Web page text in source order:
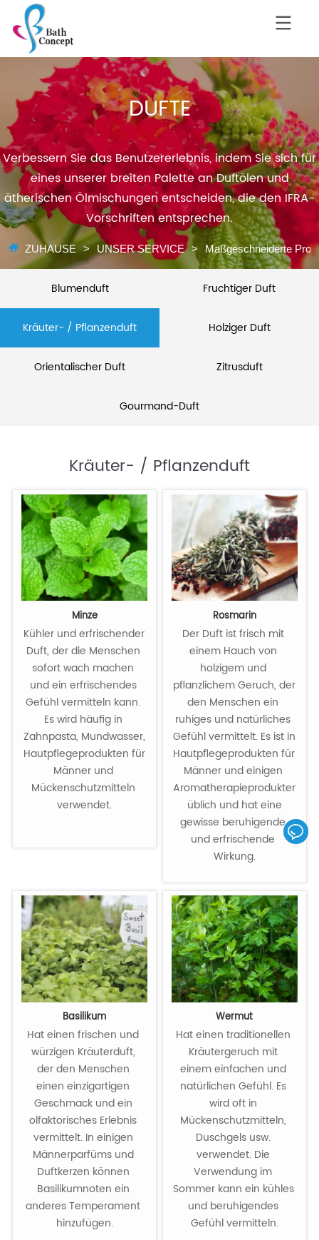
DUFTE
Verbessern Sie das Benutzererlebnis, indem Sie sich für
eines unserer breiten Palette an Duftölen und
ätherischen Ölmischungen entscheiden, die den IFRA-
Vorschriften entsprechen.
ZUHAUSE > UNSER SERVICE > Maßgeschneiderte
Blumenduft Fruchtiger Duft
Kräuter- / Pflanzenduft Holziger Duft
Orientalischer Duft Zitrusduft
Gourmand-Duft
Kräuter- / Pflanzenduft
Minze
Kühler und erfrischender
Duft, der die Menschen
sofort wach machen
und ein erfrischendes
Gefühl vermitteln kann.
Es wird häufig in
Zahnpasta, Mundwasser,
Hautpflegeprodukten für
Männer und
Mückenschutzmitteln
verwendet.
Rosmarin
Der Duft ist frisch mit
einem Hauch von
holzigem und
pflanzlichem Geruch, der
den Menschen ein
ruhiges und natürliches
Gefühl vermittelt. Es ist in
Hautpflegeprodukten für
Männer und einigen
Aromatherapieprodukten
üblich und hat eine
gewisse beruhigende
und erfrischende
Wirkung.
Basilikum
Hat einen frischen und
würzigen Kräuterduft,
der den Menschen
einen einzigartigen
Geschmack und ein
olfaktorisches Erlebnis
vermittelt. In einigen
Männerparfüms und
Duftkerzen können
Basilikumnoten ein
anderes Temperament
hinzufügen.
Wermut
Hat einen traditionellen
Kräutergeruch mit
einem einfachen und
natürlichen Gefühl. Es
wird oft in
Mückenschutzmitteln,
Duschgels usw.
verwendet. Die
Verwendung im
Sommer kann ein kühles
und beruhigendes
Gefühl vermitteln.